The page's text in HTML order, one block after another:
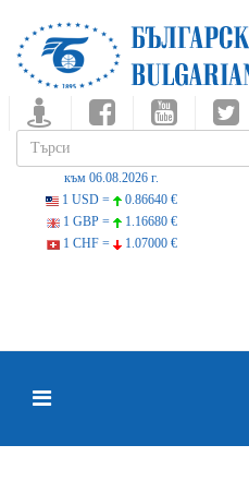
към 06.08.2026 г.
1 USD =
0.86640 €
1 GBP =
1.16680 €
1 CHF =
1.07000 €